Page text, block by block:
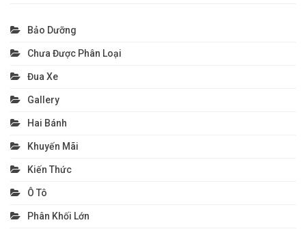
Bảo Dưỡng
Chưa Được Phân Loại
Đua Xe
Gallery
Hai Bánh
Khuyến Mãi
Kiến Thức
Ô Tô
Phân Khối Lớn